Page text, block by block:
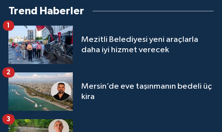
Trend Haberler
Mezitli Belediyesi yeni araçlarla
daha iyi hizmet verecek
1
Mersin’de eve taşınmanın bedeli üç
kira
2
3